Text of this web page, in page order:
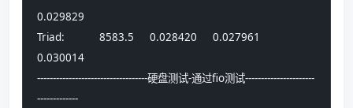
0.029829
Triad:           8583.5     0.028420     0.027961
0.030014
-----------------------------------硬盘测试-通过fio测试----------------------
-------------